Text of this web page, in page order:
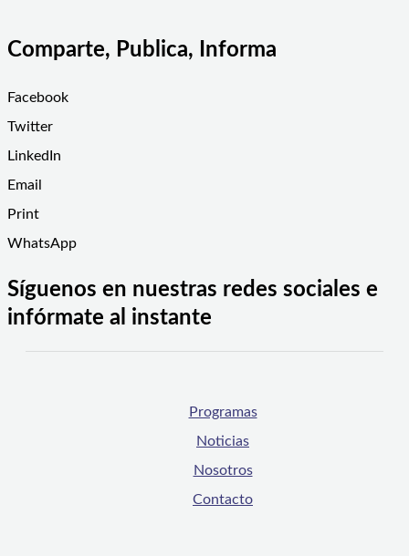
Comparte, Publica, Informa
Facebook
Twitter
LinkedIn
Email
Print
WhatsApp
Síguenos en nuestras redes sociales e
infórmate al instante
Programas
Noticias
Nosotros
Contacto